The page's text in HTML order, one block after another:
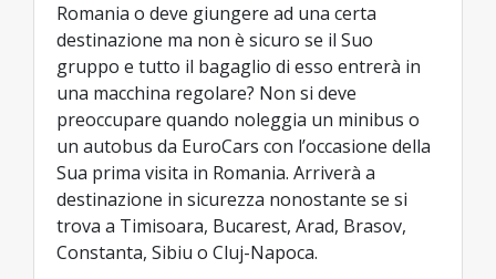
Romania o deve giungere ad una certa
destinazione ma non è sicuro se il Suo
gruppo e tutto il bagaglio di esso entrerà in
una macchina regolare? Non si deve
preoccupare quando noleggia un minibus o
un autobus da EuroCars con l’occasione della
Sua prima visita in Romania. Arriverà a
destinazione in sicurezza nonostante se si
trova a Timisoara, Bucarest, Arad, Brasov,
Constanta, Sibiu o Cluj-Napoca.